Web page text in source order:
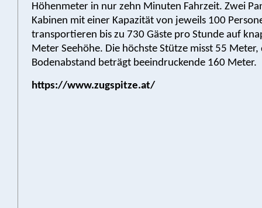
Höhenmeter in nur zehn Minuten Fahrzeit. Zwei
Kabinen mit einer Kapazität von jeweils 100
transportieren bis zu 730 Gäste pro Stunde auf
Meter Seehöhe. Die höchste Stütze misst 55
Bodenabstand beträgt beeindruckende 160 Meter.
https://www.zugspitze.at/